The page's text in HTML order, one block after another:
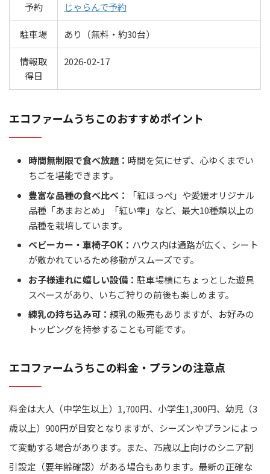
予約 じゃらんで予約
駐車場 あり（無料・約30台）
情報取
得日
2026-02-17
エコファームうちこのおすすめポイント
時間無制限で食べ放題： 時間を気にせず、心ゆくまでい
ちごを堪能できます。
豊富な品種の食べ比べ：
「紅ほっぺ」や愛媛オリジナル
品種「あまおとめ」「紅い雫」など、最大10種類以上の
品種を栽培しています。
ベビーカー・車椅子OK： ハウス内は通路が広く、シート
が敷かれているため移動がスムーズです。
お子様連れに嬉しい設備： 駐車場横にちょっとした遊具
スペースがあり、いちご狩りの前後も楽しめます。
練乳の持ち込み可： 練乳の販売もありますが、お好みの
トッピングを持参することも可能です。
エコファームうちこの料金・プランの注意点
料金は大人（中学生以上）1,700円、小学生1,300円、幼児（3
歳以上）900円が目安となりますが、シーズンやプランによっ
て変動する場合があります。また、75歳以上向けのシニア割
引設定（要年齢確認）がある場合もあります。最新の正確な